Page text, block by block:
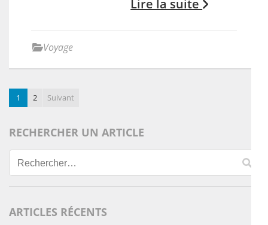
Lire la suite
Voyage
1 2 Suivant
RECHERCHER UN ARTICLE
Rechercher :
ARTICLES RÉCENTS